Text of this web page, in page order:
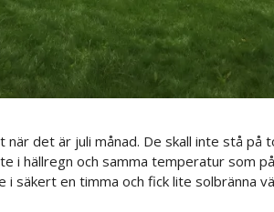
när det är juli månad. De skall inte stå
i hällregn och samma temperatur som
i säkert en timma och fick lite solbränna